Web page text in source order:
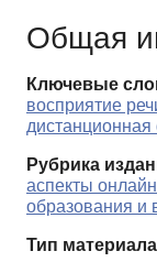
Общая
Ключевые
восприятие
Рубрика
аспекты
образования и
Тип